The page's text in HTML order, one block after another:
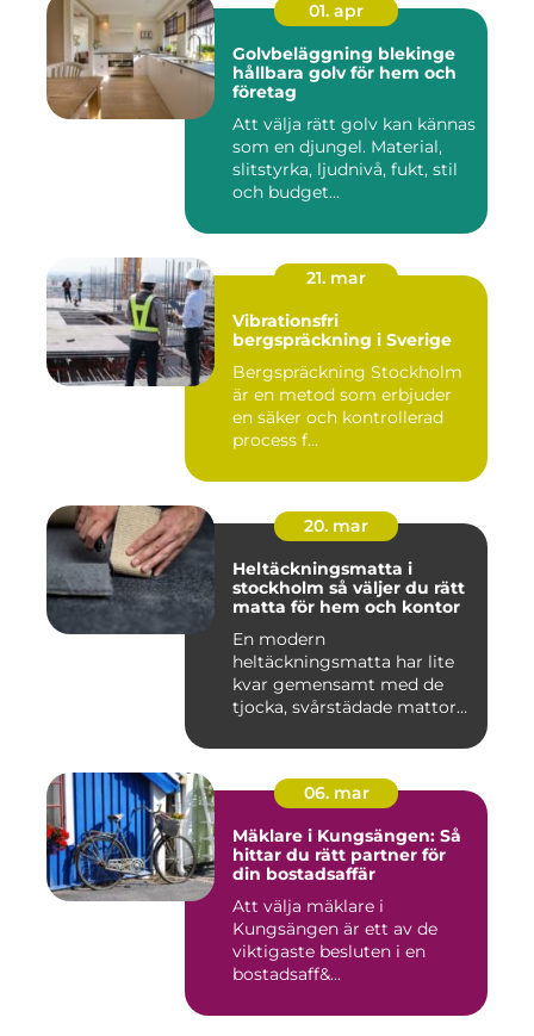
01. apr
Golvbeläggning blekinge
hållbara golv för hem och
företag
Att välja rätt golv kan kännas
som en djungel. Material,
slitstyrka, ljudnivå, fukt, stil
och budget...
21. mar
Vibrationsfri
bergspräckning i Sverige
Bergspräckning Stockholm
är en metod som erbjuder
en säker och kontrollerad
process f...
20. mar
Heltäckningsmatta i
stockholm så väljer du rätt
matta för hem och kontor
En modern
heltäckningsmatta har lite
kvar gemensamt med de
tjocka, svårstädade mattor
06. mar
Mäklare i Kungsängen: Så
hittar du rätt partner för
din bostadsaffär
Att välja mäklare i
Kungsängen är ett av de
viktigaste besluten i en
bostadsaff&...